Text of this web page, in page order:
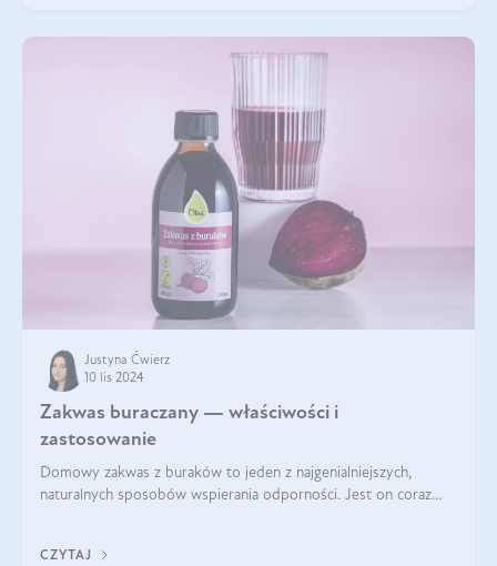
Justyna Ćwierz
10 lis 2024
Zakwas buraczany — właściwości i
zastosowanie
Domowy zakwas z buraków to jeden z najgenialniejszych,
naturalnych sposobów wspierania odporności. Jest on coraz
CZYTAJ